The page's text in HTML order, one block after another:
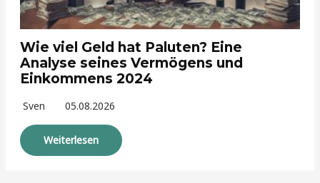
Wie viel Geld hat Paluten? Eine
Analyse seines Vermögens und
Einkommens 2024
Sven 05.08.2026
Weiterlesen